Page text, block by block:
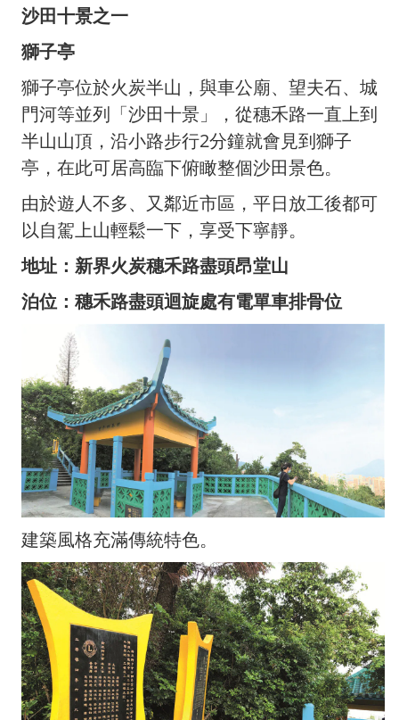
沙田十景之一
獅子亭
獅子亭位於火炭半山，與車公廟、望夫石、城
門河等並列「沙田十景」，從穗禾路一直上到
半山山頂，沿小路步行2分鐘就會見到獅子
亭，在此可居高臨下俯瞰整個沙田景色。
由於遊人不多、又鄰近市區，平日放工後都可
以自駕上山輕鬆一下，享受下寧靜。
地址： 新界火炭穗禾路盡頭昂堂山
泊位： 穗禾路盡頭迴旋處有電單車排骨位
建築風格充滿傳統特色。